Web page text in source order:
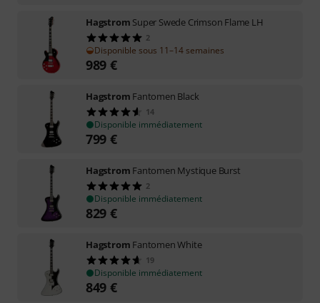
Hagstrom Super Swede Crimson Flame LH
2
Disponible sous 11–14 semaines
989 €
Hagstrom Fantomen Black
14
Disponible immédiatement
799 €
Hagstrom Fantomen Mystique Burst
2
Disponible immédiatement
829 €
Hagstrom Fantomen White
19
Disponible immédiatement
849 €